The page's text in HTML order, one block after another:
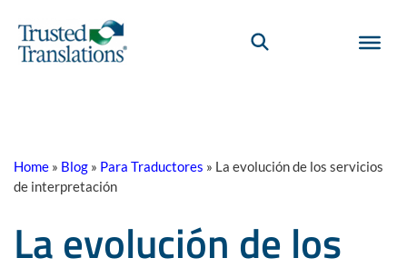
Home » Blog » Para Traductores » La evolución de los servicios
de interpretación
La evolución de los